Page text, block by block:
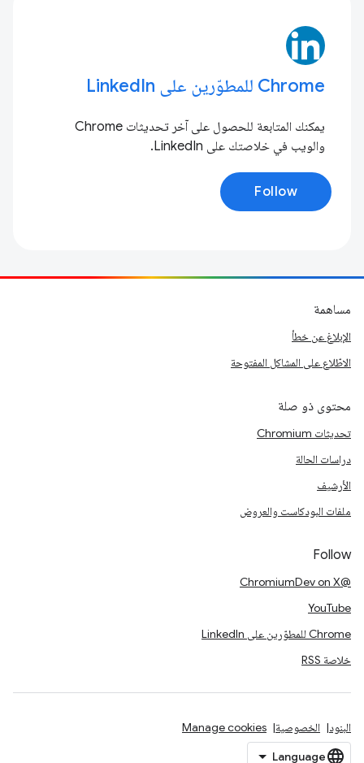
Chrome للمطوّرين على LinkedIn
يمكنك المتابعة للحصول على آخر تحديثات Chrome
والويب في خلاصتك على LinkedIn.
Follow
مساهمة
الإبلاغ عن خطأ
الاطّلاع على المشاكل المفتوحة
محتوى ذو صلة
تحديثات Chromium
دراسات الحالة
الأرشيف
ملفات البودكاست والعروض
Follow
@ChromiumDev on X
YouTube
Chrome للمطوّرين على LinkedIn
خلاصة RSS
البنود الخصوصية Manage cookies